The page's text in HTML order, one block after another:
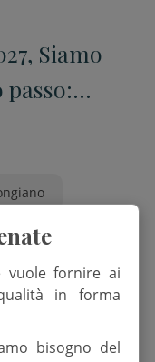
Siamo
vuole fornire ai
in forma
bisogno del